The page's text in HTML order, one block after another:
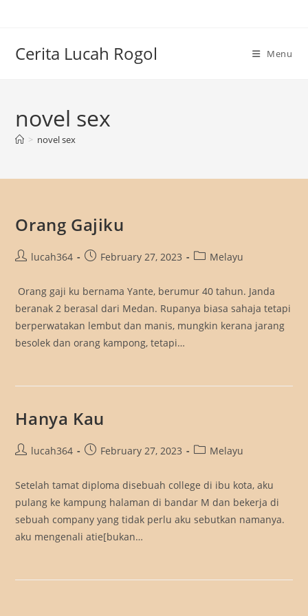
Cerita Lucah Rogol Menu
novel sex
> novel sex
Orang Gajiku
Postlucah364
PostFebruary 27, 2023
PostMelayu
Orang gaji ku bernama Yante, berumur 40 tahun. Janda
beranak 2 berasal dari Medan. Rupanya biasa sahaja tetapi
berperwatakan lembut dan manis, mungkin kerana jarang
besolek dan orang kampong, tetapi…
Hanya Kau
Postlucah364
PostFebruary 27, 2023
PostMelayu
Setelah tamat diploma disebuah college di ibu kota, aku
pulang ke kampung halaman di bandar M dan bekerja di
sebuah company yang tidak perlu aku sebutkan namanya.
aku mengenali atie[bukan…